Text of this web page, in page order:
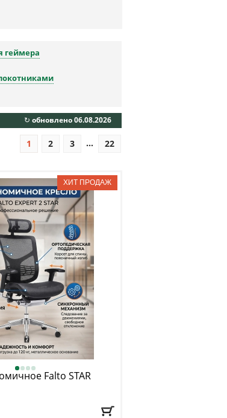
геймера
↻ обновлено 06.08.2026
1 2 3 ... 22
Falto STAR